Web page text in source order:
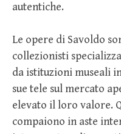
autentiche.
Le opere di Savoldo
collezionisti
da istituzioni museali
sue tele sul mercato
elevato il loro valore.
compaiono in aste